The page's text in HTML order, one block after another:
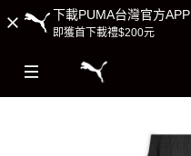
下載PUMA台灣官方APP
即獲首下載禮$200元